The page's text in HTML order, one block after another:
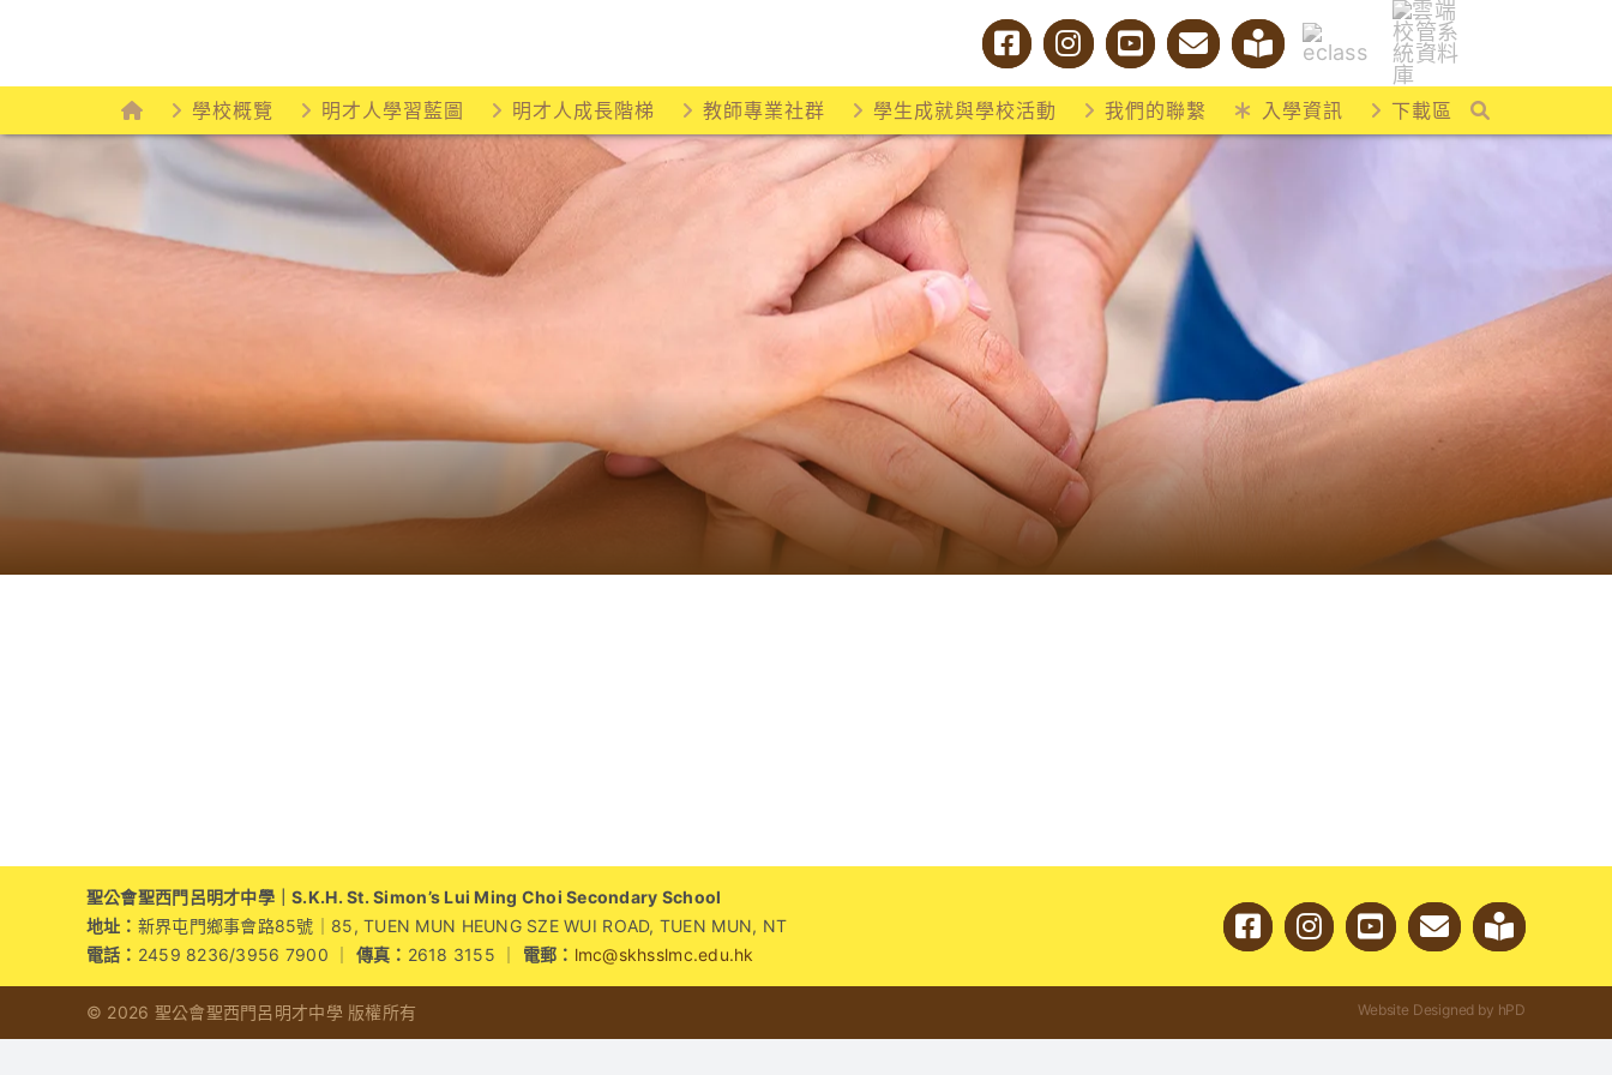
content
學校概覽 明才人學習藍圖 明才人成長階梯 教師專業社群 學生成就與學校活動 我們的聯繫 入學資訊 下載區
聖公會聖西門呂明才中學｜S.K.H. St. Simon’s Lui Ming Choi Secondary School
地址： 新界屯門鄉事會路85號｜85, TUEN MUN HEUNG SZE WUI ROAD, TUEN MUN, NT
電話： 2459 8236/3956 7900 ｜ 傳真： 2618 3155 ｜ 電郵： lmc@skhsslmc.edu.hk
© 2026 聖公會聖西門呂明才中學 版權所有 Website Designed by hPD